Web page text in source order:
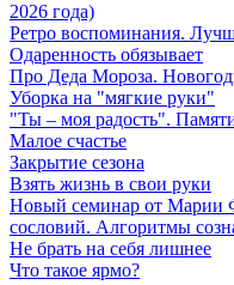
2026 года)
Ретро воспоминания.
Одаренность обязывает
Про Деда Мороза.
Уборка на "мягкие руки"
"Ты – моя радость".
Малое счастье
Закрытие сезона
Взять жизнь в свои руки
Новый семинар от Марии
сословий. Алгоритмы
Не брать на себя лишнее
Что такое ярмо?